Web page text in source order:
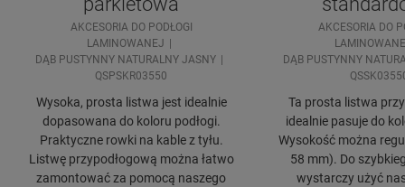
AKCESORIA DO PODŁOGI
LAMINOWANEJ
DĄB PUSTYNNY NATURALNY JASNY
QSPSKR03550
Wysoka, prosta listwa jest idealnie
dopasowana do koloru podłogi.
Praktyczne rowki na kable z tyłu.
Listwę przypodłogową można łatwo
zamontować za pomocą naszego
AKCESORIA DO
DĄB PUSTYNNY
Ta prosta listwa
idealnie pasuje do
Wysokość można
58 mm). Do
wystarczy użyć